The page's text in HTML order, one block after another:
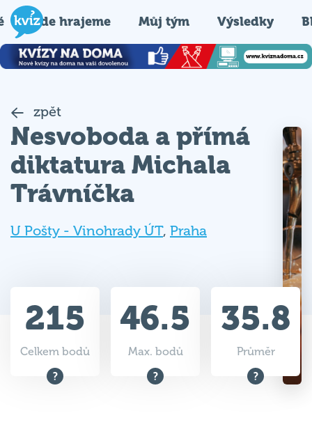
Kde hrajeme Můj tým Výsledky
zpět
Nesvoboda a přímá
diktatura Michala
Trávníčka
U Pošty - Vinohrady ÚT, Praha
215
Celkem bodů
46.5
Max. bodů
35.8
Průměr